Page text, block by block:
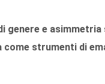
genere e asimmetria
come strumenti di